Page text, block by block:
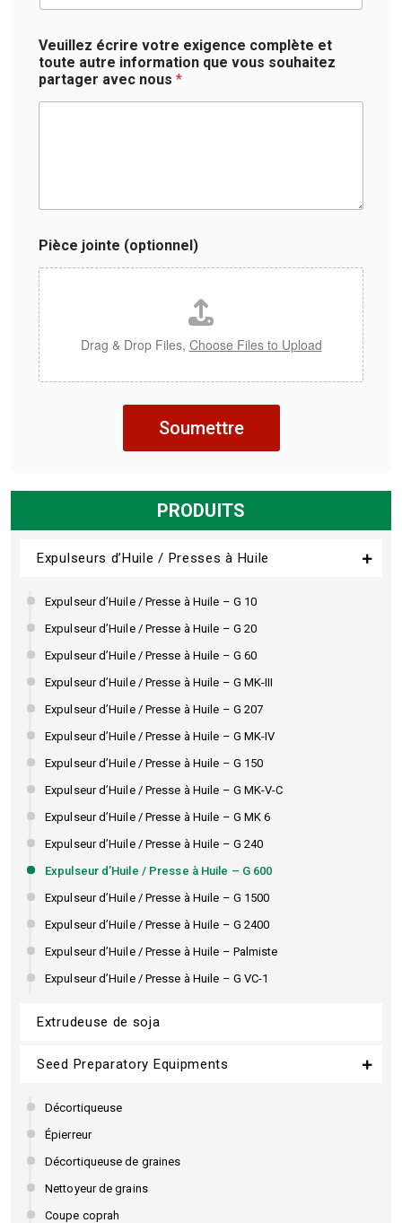
t
f
)
p
i
o
n
n
e
u
t
r
y
*
Veuillez écrire votre exigence complète et
toute autre information que vous souhaitez
partager avec nous *
Pièce jointe (optionnel)
Drag & Drop Files, Choose Files to Upload
Soumettre
PRODUITS
Expulseurs d’Huile / Presses à Huile
Expulseur d’Huile / Presse à Huile – G 10
Expulseur d’Huile / Presse à Huile – G 20
Expulseur d’Huile / Presse à Huile – G 60
Expulseur d’Huile / Presse à Huile – G MK-III
Expulseur d’Huile / Presse à Huile – G 207
Expulseur d’Huile / Presse à Huile – G MK-IV
Expulseur d’Huile / Presse à Huile – G 150
Expulseur d’Huile / Presse à Huile – G MK-V-C
Expulseur d’Huile / Presse à Huile – G MK 6
Expulseur d’Huile / Presse à Huile – G 240
Expulseur d’Huile / Presse à Huile – G 600
Expulseur d’Huile / Presse à Huile – G 1500
Expulseur d’Huile / Presse à Huile – G 2400
Expulseur d’Huile / Presse à Huile – Palmiste
Expulseur d’Huile / Presse à Huile – G VC-1
Extrudeuse de soja
Seed Preparatory Equipments
Décortiqueuse
Épierreur
Décortiqueuse de graines
Nettoyeur de grains
Coupe coprah